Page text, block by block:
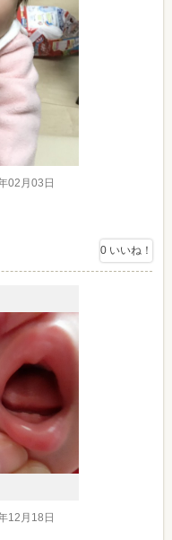
02月03日
0 いいね！
12月18日